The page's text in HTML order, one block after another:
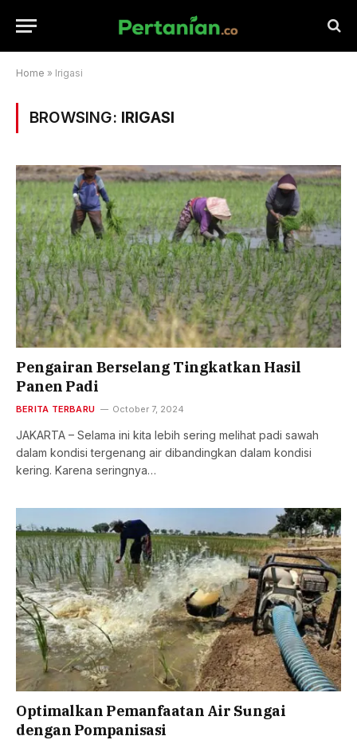
Home » Irigasi
BROWSING: IRIGASI
Pengairan Berselang Tingkatkan Hasil
Panen Padi
BERITA TERBARU October 7, 2024
JAKARTA – Selama ini kita lebih sering melihat padi sawah
dalam kondisi tergenang air dibandingkan dalam kondisi
kering. Karena seringnya…
Optimalkan Pemanfaatan Air Sungai
dengan Pompanisasi